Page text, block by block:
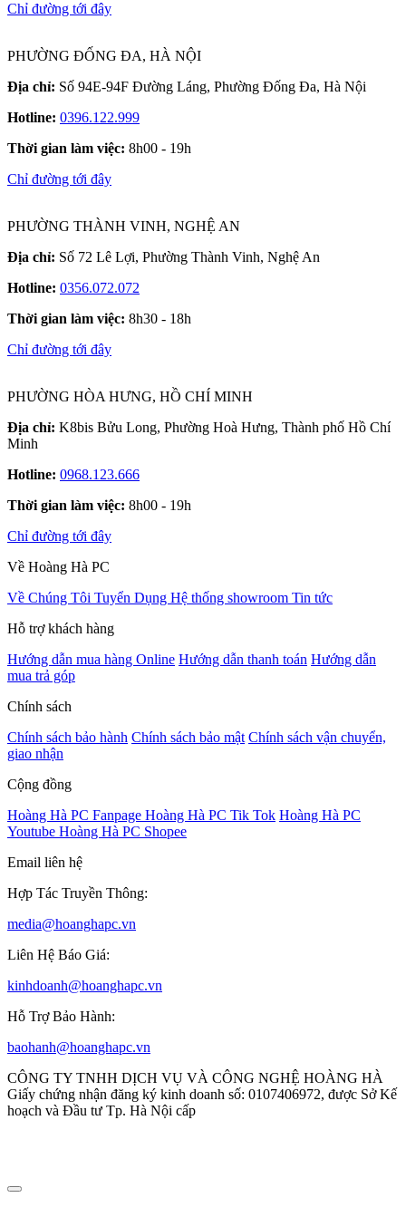
Chỉ đường tới đây
PHƯỜNG ĐỐNG ĐA, HÀ NỘI
Địa chỉ: Số 94E-94F Đường Láng, Phường Đống Đa, Hà Nội
Hotline: 0396.122.999
Thời gian làm việc: 8h00 - 19h
Chỉ đường tới đây
PHƯỜNG THÀNH VINH, NGHỆ AN
Địa chỉ: Số 72 Lê Lợi, Phường Thành Vinh, Nghệ An
Hotline: 0356.072.072
Thời gian làm việc: 8h30 - 18h
Chỉ đường tới đây
PHƯỜNG HÒA HƯNG, HỒ CHÍ MINH
Địa chỉ: K8bis Bửu Long, Phường Hoà Hưng, Thành phố Hồ Chí
Minh
Hotline: 0968.123.666
Thời gian làm việc: 8h00 - 19h
Chỉ đường tới đây
Về Hoàng Hà PC
Về Chúng Tôi Tuyển Dụng Hệ thống showroom Tin tức
Hỗ trợ khách hàng
Hướng dẫn mua hàng Online Hướng dẫn thanh toán Hướng dẫn
mua trả góp
Chính sách
Chính sách bảo hành Chính sách bảo mật Chính sách vận chuyển,
giao nhận
Cộng đồng
Hoàng Hà PC Fanpage Hoàng Hà PC Tik Tok Hoàng Hà PC
Youtube Hoàng Hà PC Shopee
Email liên hệ
Hợp Tác Truyền Thông:
media@hoanghapc.vn
Liên Hệ Báo Giá:
kinhdoanh@hoanghapc.vn
Hỗ Trợ Bảo Hành:
baohanh@hoanghapc.vn
CÔNG TY TNHH DỊCH VỤ VÀ CÔNG NGHỆ HOÀNG HÀ
Giấy chứng nhận đăng ký kinh doanh số: 0107406972, được Sở Kế
hoạch và Đầu tư Tp. Hà Nội cấp